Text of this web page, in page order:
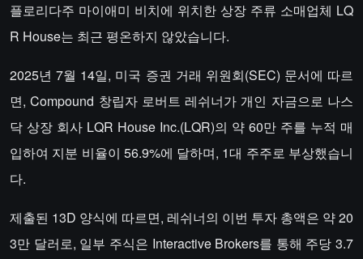
플로리다주 마이애미 비치에 위치한 상장 주류 소매업체 LQ
R House는 최근 평온하지 않았습니다.
2025년 7월 14일, 미국 증권 거래 위원회(SEC) 문서에 따르
면, Compound 창립자 로버트 레쉬너가 개인 자금으로 나스
닥 상장 회사 LQR House Inc.(LQR)의 약 60만 주를 누적 매
입하여 지분 비율이 56.9%에 달하며, 1대 주주로 부상했습니
다.
제출된 13D 양식에 따르면, 레쉬너의 이번 투자 총액은 약 20
3만 달러로, 일부 주식은 Interactive Brokers를 통해 주당 3.7